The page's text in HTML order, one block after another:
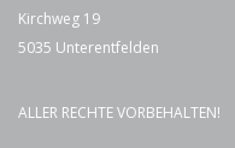
Kirchweg 19
5035 Unterentfelden
ALLER RECHTE VORBEHALTEN!